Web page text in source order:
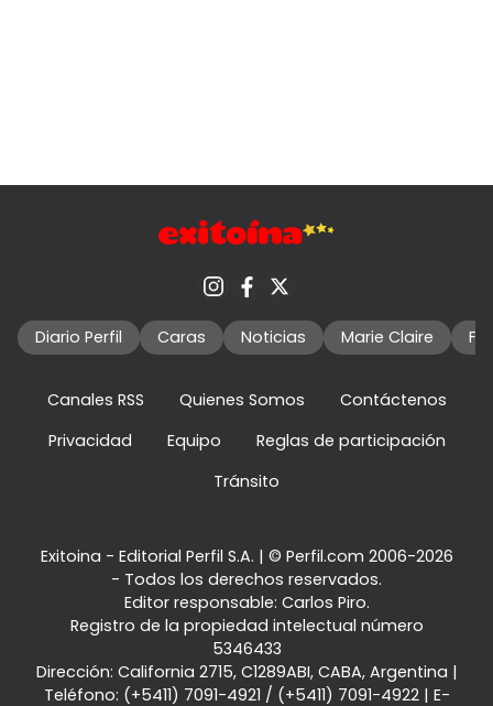
Diario Perfil Caras Noticias Marie Claire
Canales RSS Quienes Somos
Contáctenos
Privacidad
Equipo
Reglas de participación
Tránsito
Exitoina - Editorial Perfil S.A. | © Perfil.com 2006-2026
- Todos los derechos reservados.
Editor responsable: Carlos Piro.
Registro de la propiedad intelectual número
5346433
Dirección: California 2715, C1289ABI, CABA, Argentina |
Teléfono: (+5411) 7091-4921 / (+5411) 7091-4922| E-